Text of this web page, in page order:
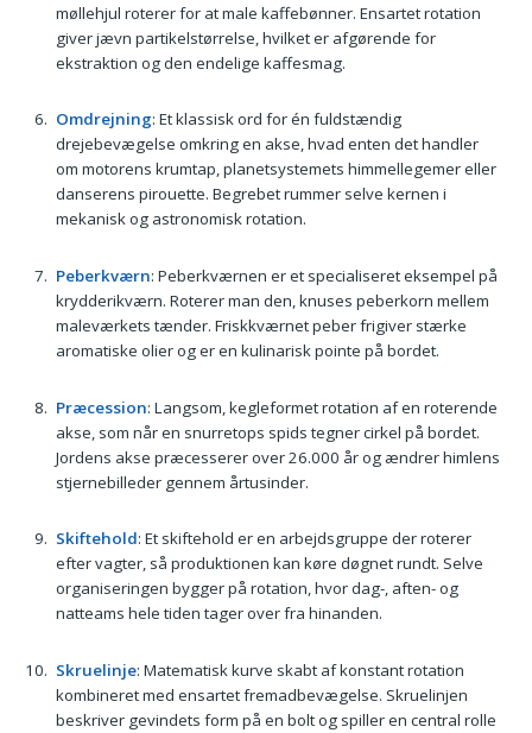
møllehjul roterer for at male kaffebønner. Ensartet rotation
giver jævn partikelstørrelse, hvilket er afgørende for
ekstraktion og den endelige kaffesmag.
Omdrejning: Et klassisk ord for én fuldstændig
drejebevægelse omkring en akse, hvad enten det handler
om motorens krumtap, planetsystemets himmellegemer eller
danserens pirouette. Begrebet rummer selve kernen i
mekanisk og astronomisk rotation.
Peberkværn: Peberkværnen er et specialiseret eksempel på
krydderikværn. Roterer man den, knuses peberkorn mellem
maleværkets tænder. Friskkværnet peber frigiver stærke
aromatiske olier og er en kulinarisk pointe på bordet.
Præcession: Langsom, kegleformet rotation af en roterende
akse, som når en snurretops spids tegner cirkel på bordet.
Jordens akse præcesserer over 26.000 år og ændrer himlens
stjernebilleder gennem årtusinder.
Skiftehold: Et skiftehold er en arbejdsgruppe der roterer
efter vagter, så produktionen kan køre døgnet rundt. Selve
organiseringen bygger på rotation, hvor dag-, aften- og
natteams hele tiden tager over fra hinanden.
Skruelinje: Matematisk kurve skabt af konstant rotation
kombineret med ensartet fremadbevægelse. Skruelinjen
beskriver gevindets form på en bolt og spiller en central rolle